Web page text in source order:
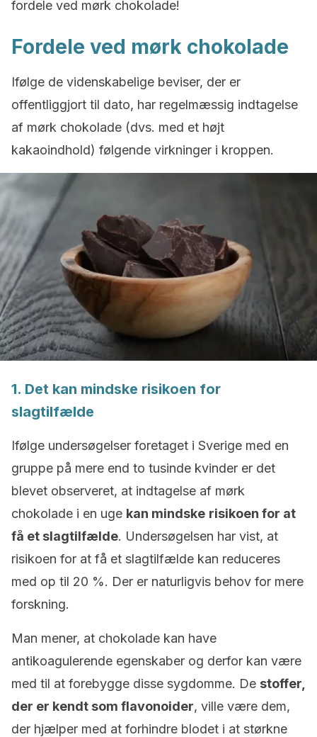
fordele ved mørk chokolade!
Fordele ved mørk chokolade
Ifølge de videnskabelige beviser, der er
offentliggjort til dato, har regelmæssig indtagelse
af mørk chokolade (dvs. med et højt
kakaoindhold) følgende virkninger i kroppen.
1. Det kan mindske risikoen for
slagtilfælde
Ifølge undersøgelser foretaget i Sverige med en
gruppe på mere end to tusinde kvinder er det
blevet observeret, at indtagelse af mørk
chokolade i en uge kan mindske risikoen for at
få et slagtilfælde. Undersøgelsen har vist, at
risikoen for at få et slagtilfælde kan reduceres
med op til 20 %. Der er naturligvis behov for mere
forskning.
Man mener, at chokolade kan have
antikoagulerende egenskaber og derfor kan være
med til at forebygge disse sygdomme. De stoffer,
der er kendt som flavonoider, ville være dem,
der hjælper med at forhindre blodet i at størkne